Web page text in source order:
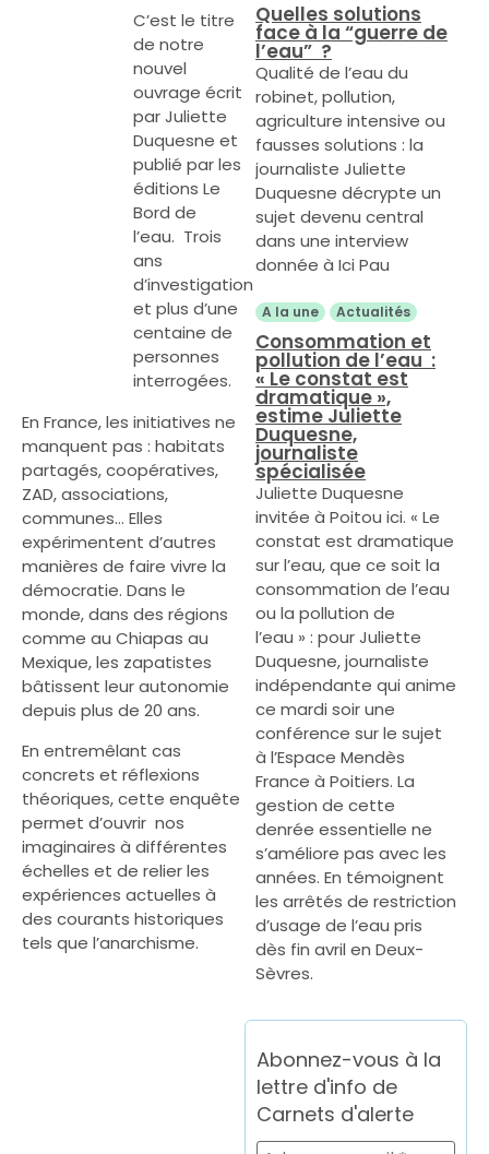
C’est le titre
de notre
nouvel
ouvrage écrit
par Juliette
Duquesne et
publié par les
éditions Le
Bord de
l’eau. Trois
ans
d’investigation
et plus d’une
centaine de
personnes
interrogées.
En France, les initiatives ne
manquent pas : habitats
partagés, coopératives,
ZAD, associations,
communes… Elles
expérimentent d’autres
manières de faire vivre la
démocratie. Dans le
monde, dans des régions
comme au Chiapas au
Mexique, les zapatistes
bâtissent leur autonomie
depuis plus de 20 ans.
En entremêlant cas
concrets et réflexions
théoriques, cette enquête
permet d’ouvrir nos
imaginaires à différentes
échelles et de relier les
expériences actuelles à
des courants historiques
tels que l’anarchisme.
Quelles solutions
face à la “guerre de
l’eau” ?
Qualité de l’eau du
robinet, pollution,
agriculture intensive ou
fausses solutions : la
journaliste Juliette
Duquesne décrypte un
sujet devenu central
dans une interview
donnée à Ici Pau
A la une Actualités
Consommation et
pollution de l’eau :
« Le constat est
dramatique »,
estime Juliette
Duquesne,
journaliste
spécialisée
Juliette Duquesne
invitée à Poitou ici. « Le
constat est dramatique
sur l’eau, que ce soit la
consommation de l’eau
ou la pollution de
l’eau » : pour Juliette
Duquesne, journaliste
indépendante qui anime
ce mardi soir une
conférence sur le sujet
à l’Espace Mendès
France à Poitiers. La
gestion de cette
denrée essentielle ne
s’améliore pas avec les
années. En témoignent
les arrêtés de restriction
d’usage de l’eau pris
dès fin avril en Deux-
Sèvres.
Abonnez-vous à la
lettre d'info de
Carnets d'alerte